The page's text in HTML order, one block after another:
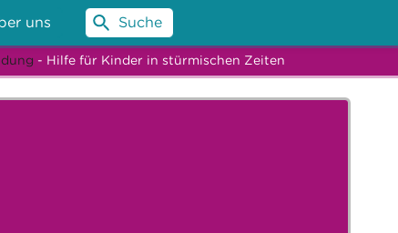
uns Suche
- Hilfe für Kinder in stürmischen Zeiten